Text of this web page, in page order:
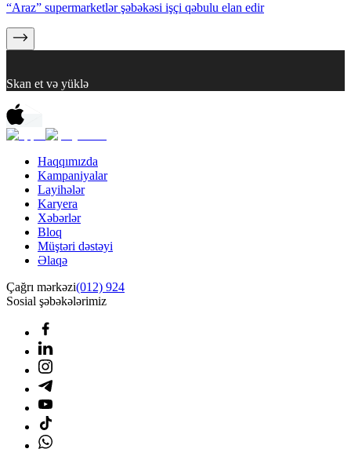
“Araz” supermarketlər şəbəkəsi işçi qəbulu elan edir
Skan et və yüklə
Haqqımızda
Kampaniyalar
Layihələr
Karyera
Xəbərlər
Bloq
Müştəri dəstəyi
Əlaqə
Çağrı mərkəzi(012) 924
Sosial şəbəkələrimiz